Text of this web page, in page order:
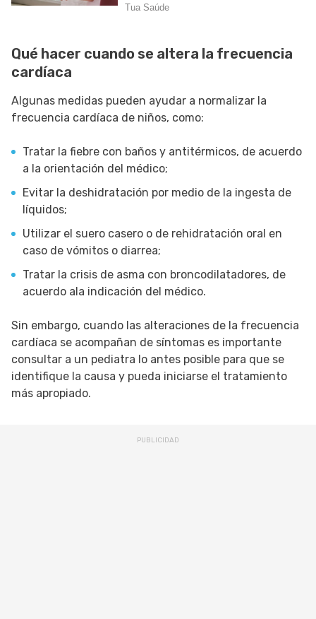
Qué hacer cuando se altera la frecuencia
cardíaca
Algunas medidas pueden ayudar a normalizar la
frecuencia cardíaca de niños, como:
Tratar la fiebre con baños y antitérmicos, de acuerdo
a la orientación del médico;
Evitar la deshidratación por medio de la ingesta de
líquidos;
Utilizar el suero casero o de rehidratación oral en
caso de vómitos o diarrea;
Tratar la crisis de asma con broncodilatadores, de
acuerdo ala indicación del médico.
Sin embargo, cuando las alteraciones de la frecuencia
cardíaca se acompañan de síntomas es importante
consultar a un pediatra lo antes posible para que se
identifique la causa y pueda iniciarse el tratamiento
más apropiado.